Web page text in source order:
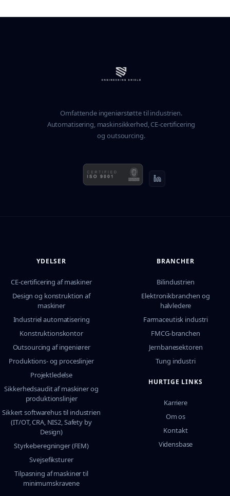
Omfattende ingeniørstøtte til industrien.
Automatisering, maskinsikkerhed, CE-certificering
og outsourcing.
YDELSER
CE-certificering af maskiner
Design og konstruktion af
maskiner
Industriel automatisering
Konstruktionskontor
Outsourcing af ingeniører
Produktions- og proceslinjer
Projektledelse
Sikkerhedsaudit af maskiner og
produktionslinjer
Sikkert softwarehus til industrien
(IT/OT, CRA, NIS2, Safety by
Design)
Styrkeberegninger (FEM)
Svejsefiksturer
Tilpasning af maskiner til
minimumskravene
BRANCHER
Bilindustrien
Elektronikbranchen og
halvledere
Farmaceutisk industri
FMCG-branchen
Jernbanesektoren
Tung industri
HURTIGE LINKS
Karriere
Om os
Kontakt
Vidensbase